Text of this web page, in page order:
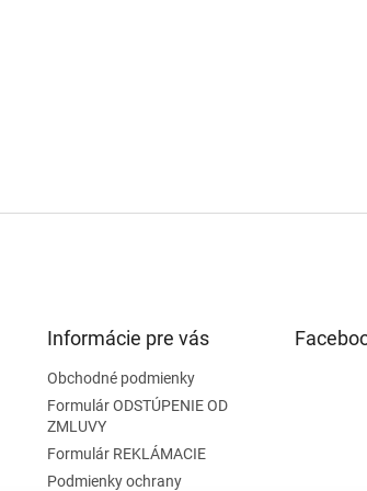
Informácie pre vás
Obchodné podmienky
Formulár ODSTÚPENIE OD
ZMLUVY
Formulár REKLÁMACIE
Podmienky ochrany